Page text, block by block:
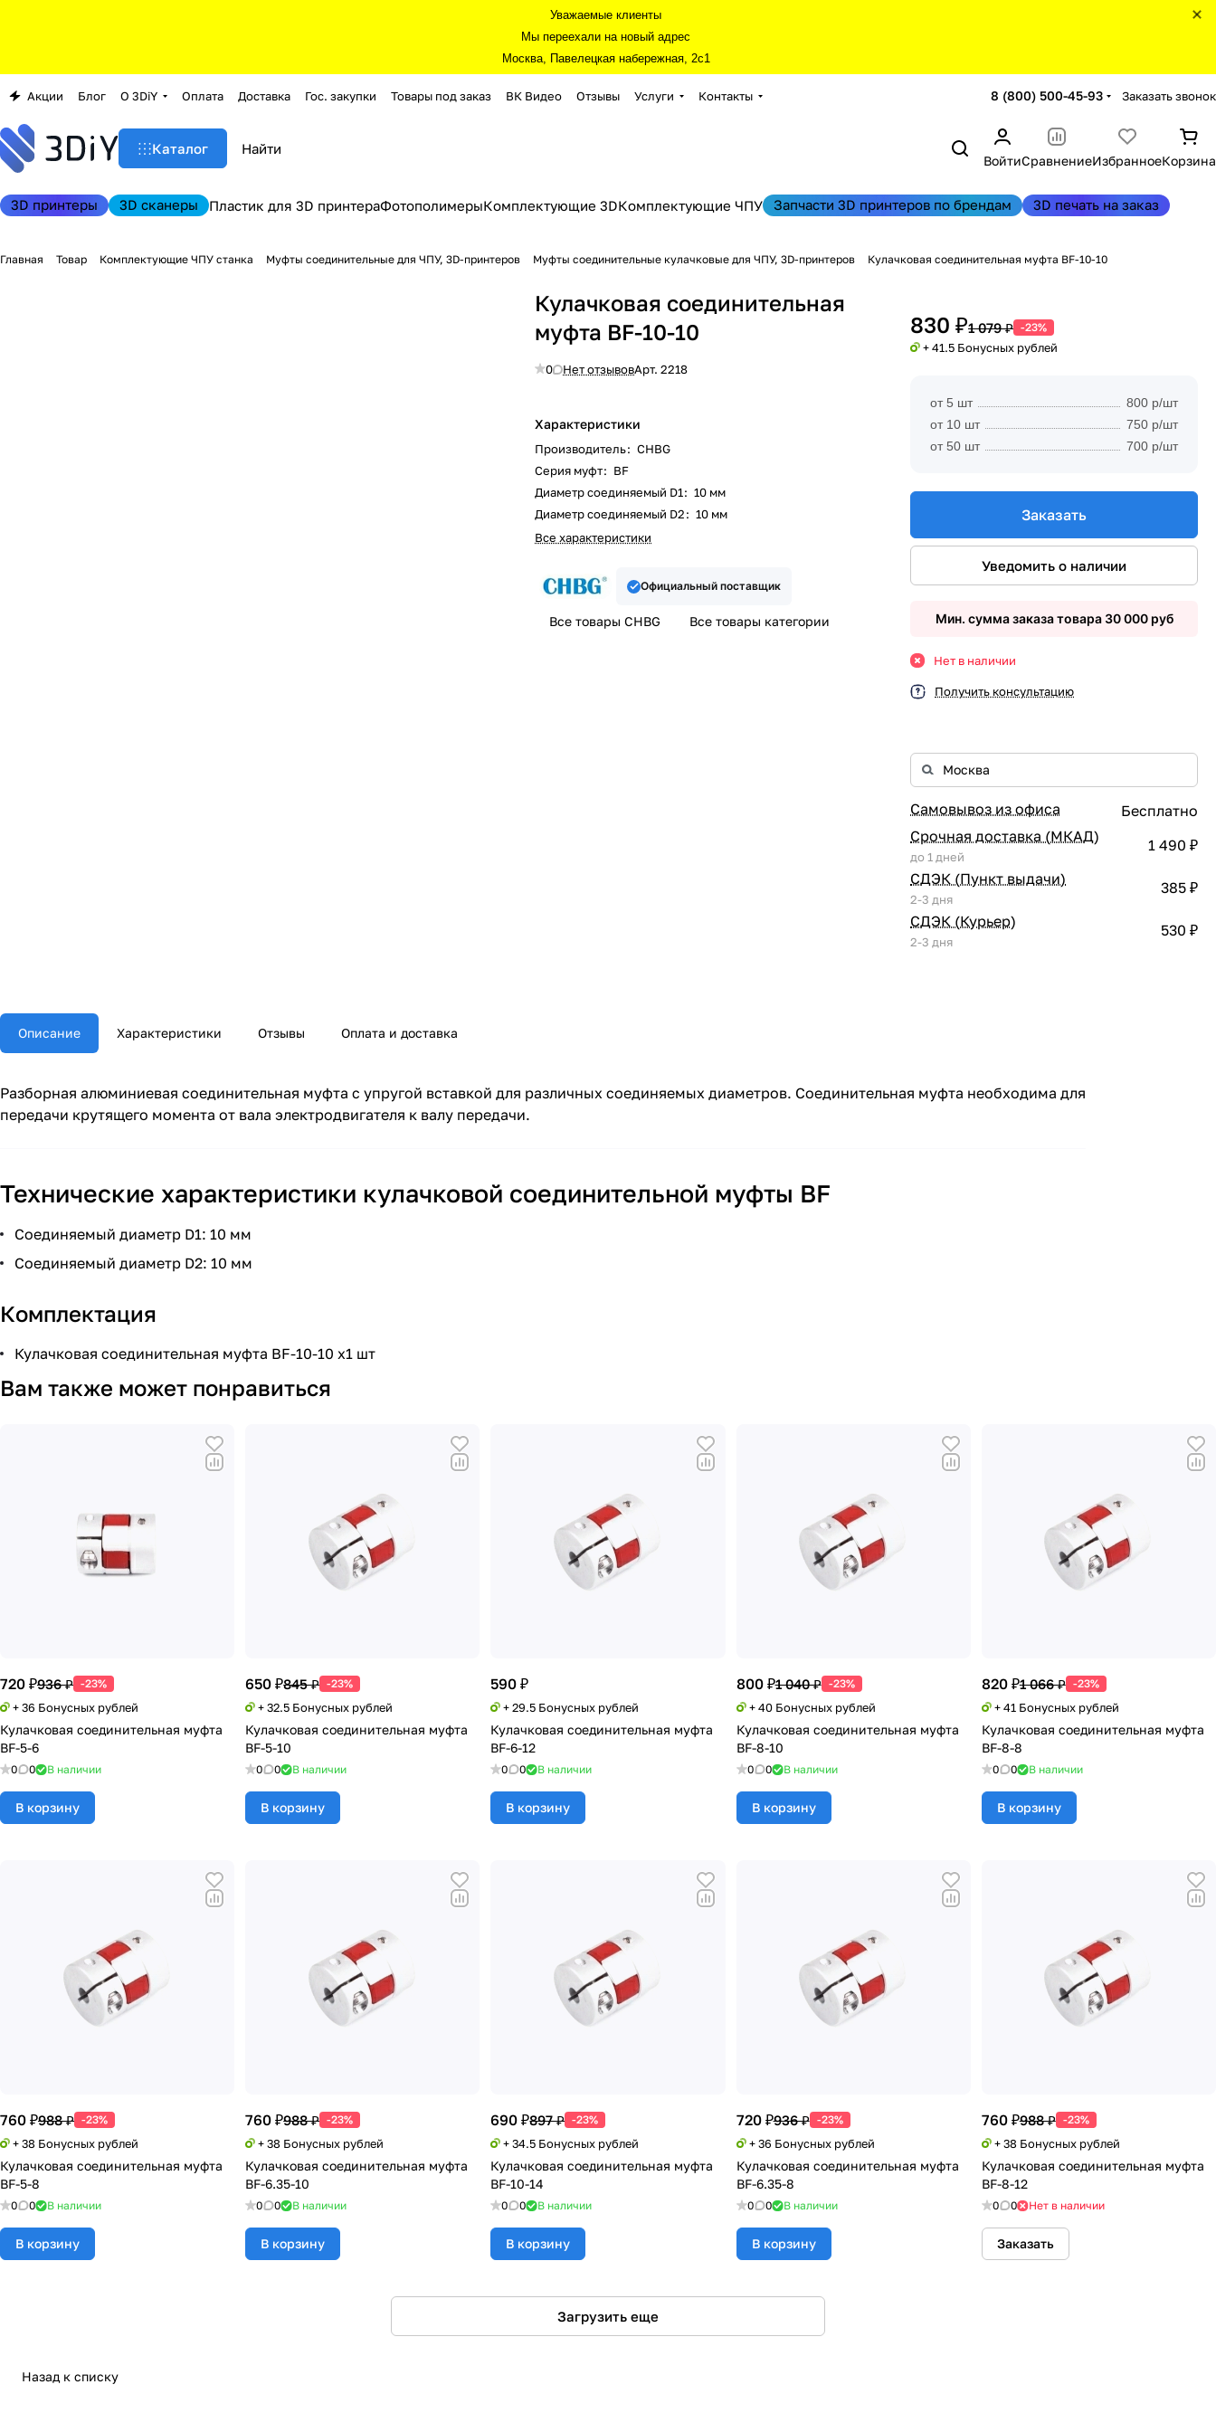
Уважаемые клиенты
Мы переехали на новый адрес
Москва, Павелецкая набережная, 2с1
Акции Блог О 3DiY Оплата Доставка Гос. закупки Товары под заказ ВК Видео Отзывы Услуги Контакты 8 (800) 500-45-93 Заказать звонок
Каталог
ВойтиСравнениеИзбранноеКорзина
3D принтеры 3D сканеры Пластик для 3D принтераФотополимерыКомплектующие 3DКомплектующие ЧПУ Запчасти 3D принтеров по брендам 3D печать на заказ
Главная Товар Комплектующие ЧПУ станка Муфты соединительные для ЧПУ, 3D-принтеров Муфты соединительные кулачковые для ЧПУ, 3D-принтеров Кулачковая соединительная муфта BF-10-10
Кулачковая соединительная
муфта BF-10-10
0 Нет отзывовАрт.2218
Характеристики
Производитель: CHBG
Серия муфт: BF
Диаметр соединяемый D1: 10 мм
Диаметр соединяемый D2: 10 мм
Все характеристики
Официальный поставщик
Все товары CHBG Все товары категории
830 ₽1 079 ₽ -23%
+ 41.5 Бонусных рублей
от 5 шт
800 р/шт
от 10 шт
750 р/шт
от 50 шт
700 р/шт
Заказать
Уведомить о наличии
Мин. сумма заказа товара 30 000 руб
Нет в наличии
Получить консультацию
Самовывоз из офиса
Бесплатно
Срочная доставка (МКАД)
до 1 дней
1 490 ₽
СДЭК (Пункт выдачи)
2-3 дня
385 ₽
СДЭК (Курьер)
2-3 дня
530 ₽
Описание Характеристики Отзывы Оплата и доставка
Разборная алюминиевая соединительная муфта с упругой вставкой для различных соединяемых диаметров. Соединительная муфта необходима для
передачи крутящего момента от вала электродвигателя к валу передачи.
Технические характеристики кулачковой соединительной муфты BF
Соединяемый диаметр D1: 10 мм
Соединяемый диаметр D2: 10 мм
Комплектация
Кулачковая соединительная муфта BF-10-10 х1 шт
Вам также может понравиться
720 ₽936 ₽ -23%
+ 36 Бонусных рублей
Кулачковая соединительная муфта
BF-5-6
0 0 В наличии
В корзину
650 ₽845 ₽ -23%
+ 32.5 Бонусных рублей
Кулачковая соединительная муфта
BF-5-10
0 0 В наличии
В корзину
590 ₽
+ 29.5 Бонусных рублей
Кулачковая соединительная муфта
BF-6-12
0 0 В наличии
В корзину
800 ₽1 040 ₽ -23%
+ 40 Бонусных рублей
Кулачковая соединительная муфта
BF-8-10
0 0 В наличии
В корзину
820 ₽1 066 ₽ -23%
+ 41 Бонусных рублей
Кулачковая соединительная муфта
BF-8-8
0 0 В наличии
В корзину
760 ₽988 ₽ -23%
+ 38 Бонусных рублей
Кулачковая соединительная муфта
BF-5-8
0 0 В наличии
В корзину
760 ₽988 ₽ -23%
+ 38 Бонусных рублей
Кулачковая соединительная муфта
BF-6.35-10
0 0 В наличии
В корзину
690 ₽897 ₽ -23%
+ 34.5 Бонусных рублей
Кулачковая соединительная муфта
BF-10-14
0 0 В наличии
В корзину
720 ₽936 ₽ -23%
+ 36 Бонусных рублей
Кулачковая соединительная муфта
BF-6.35-8
0 0 В наличии
В корзину
760 ₽988 ₽ -23%
+ 38 Бонусных рублей
Кулачковая соединительная муфта
BF-8-12
0 0 Нет в наличии
Заказать
Загрузить еще
Назад к списку